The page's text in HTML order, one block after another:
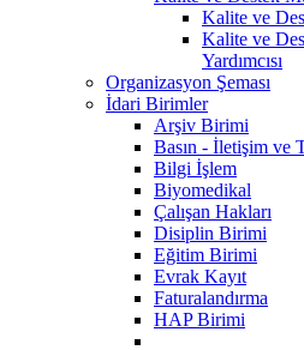
Kalite ve
Kalite ve
Yardımcısı
Organizasyon Şeması
İdari Birimler
Arşiv Birimi
Basın - İletişim ve
Bilgi İşlem
Biyomedikal
Çalışan Hakları
Disiplin Birimi
Eğitim Birimi
Evrak Kayıt
Faturalandırma
HAP Birimi